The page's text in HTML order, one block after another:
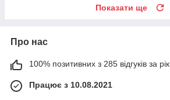
Показати ще
Про нас
100% позитивних з 285 відгуків за рік
Працює з 10.08.2021